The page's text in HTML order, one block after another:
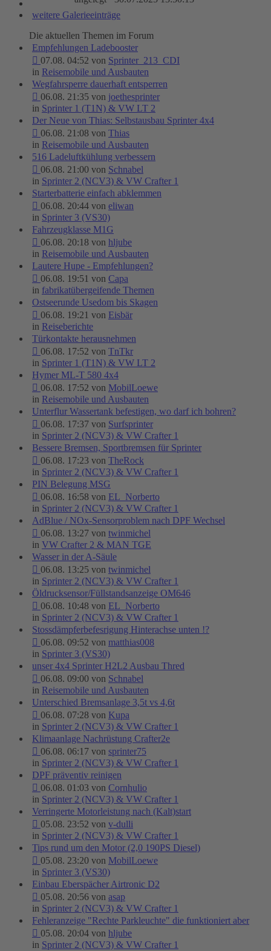
weitere Galerieeinträge
Die aktuellen Themen im Forum
Empfehlungen Ladebooster
07.08. 04:52 von Sprinter_213_CDI
in Reisemobile und Ausbauten
Wegfahrsperre dauerhaft entsperren
06.08. 21:35 von joethesprinter
in Sprinter 1 (T1N) & VW LT 2
Der Neue von Thias: Selbstausbau Sprinter 4x4
06.08. 21:08 von Thias
in Reisemobile und Ausbauten
516 Ladeluftkühlung verbessern
06.08. 21:00 von Schnabel
in Sprinter 2 (NCV3) & VW Crafter 1
Starterbatterie einfach abklemmen
06.08. 20:44 von eliwan
in Sprinter 3 (VS30)
Fahrzeugklasse M1G
06.08. 20:18 von hljube
in Reisemobile und Ausbauten
Lautere Hupe - Empfehlungen?
06.08. 19:51 von Capa
in fabrikatübergeifende Themen
Ostseerunde Usedom bis Skagen
06.08. 19:21 von Eisbär
in Reiseberichte
Türkontakte herausnehmen
06.08. 17:52 von TnTkr
in Sprinter 1 (T1N) & VW LT 2
Hymer ML-T 580 4x4
06.08. 17:52 von MobilLoewe
in Reisemobile und Ausbauten
Unterflur Wassertank befestigen, wo darf ich bohren?
06.08. 17:37 von Surfsprinter
in Sprinter 2 (NCV3) & VW Crafter 1
Bessere Bremsen, Sportbremsen für Sprinter
06.08. 17:23 von TheRock
in Sprinter 2 (NCV3) & VW Crafter 1
PIN Belegung MSG
06.08. 16:58 von EL_Norberto
in Sprinter 2 (NCV3) & VW Crafter 1
AdBlue / NOx-Sensorproblem nach DPF Wechsel
06.08. 13:27 von twinmichel
in VW Crafter 2 & MAN TGE
Wasser in der A-Säule
06.08. 13:25 von twinmichel
in Sprinter 2 (NCV3) & VW Crafter 1
Öldrucksensor/Füllstandsanzeige OM646
06.08. 10:48 von EL_Norberto
in Sprinter 2 (NCV3) & VW Crafter 1
Stossdämpferbefesrigung Hinterachse unten !?
06.08. 09:52 von matthias008
in Sprinter 3 (VS30)
unser 4x4 Sprinter H2L2 Ausbau Thred
06.08. 09:00 von Schnabel
in Reisemobile und Ausbauten
Unterschied Bremsanlage 3,5t vs 4,6t
06.08. 07:28 von Kupa
in Sprinter 2 (NCV3) & VW Crafter 1
Klimaanlage Nachrüstung Crafter2e
06.08. 06:17 von sprinter75
in Sprinter 2 (NCV3) & VW Crafter 1
DPF präventiv reinigen
06.08. 01:03 von Cornhulio
in Sprinter 2 (NCV3) & VW Crafter 1
Verringerte Motorleistung nach (Kalt)start
05.08. 23:52 von v-dulli
in Sprinter 2 (NCV3) & VW Crafter 1
Tips rund um den Motor (2,0 190PS Diesel)
05.08. 23:20 von MobilLoewe
in Sprinter 3 (VS30)
Einbau Eberspächer Airtronic D2
05.08. 20:56 von asap
in Sprinter 2 (NCV3) & VW Crafter 1
Fehleranzeige "Rechte Parkleuchte" die funktioniert aber
05.08. 20:04 von hljube
in Sprinter 2 (NCV3) & VW Crafter 1